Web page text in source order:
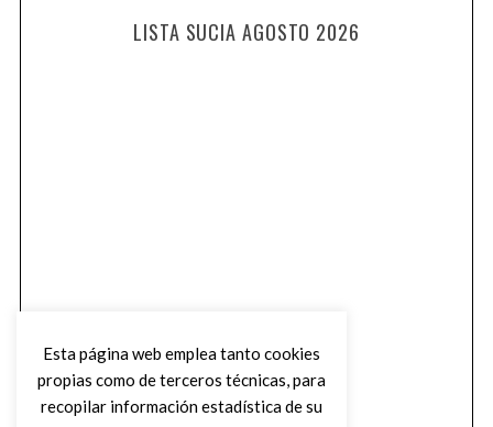
LISTA SUCIA AGOSTO 2026
Esta página web emplea tanto cookies
propias como de terceros técnicas, para
recopilar información estadística de su